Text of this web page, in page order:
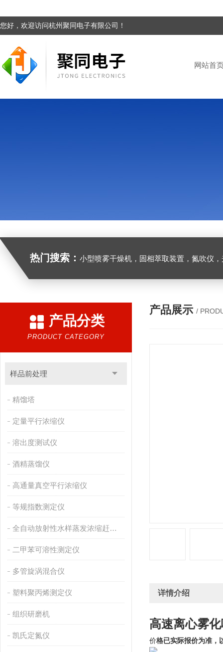
您好，欢迎访问杭州聚同电子有限公司！
网站首
热门搜索： 小型喷雾干燥机，固相萃取装置，氮吹仪，光化学反应仪，低温恒温槽，超声波细胞
产品分类
PRODUCT CATEGORY
样品前处理
精馏塔
定量平行浓缩仪
溶出度测试仪
酒精蒸馏仪
高通量真空平行浓缩仪
等规指数测定仪
全自动放射性水样蒸发浓缩赶酸仪
二甲苯可溶性测定仪
多管旋涡混合仪
塑料聚丙烯测定仪
组织研磨机
凯氏定氮仪
产品展示 /
详情介绍
高速离心雾
价格已实际报价为准，